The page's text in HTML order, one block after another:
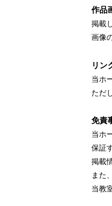
作品
掲載
画像
リン
当ホ
ただ
免責
当ホ
保証
掲載
また
当教